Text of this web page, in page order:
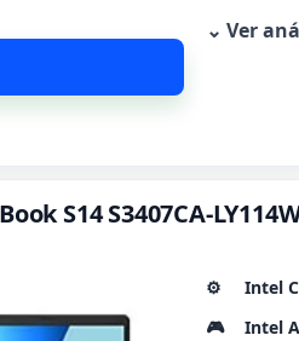
⌄ Ver
S14 S3407CA-
⚙️ Intel
🎮
Intel